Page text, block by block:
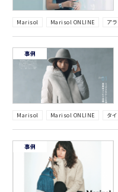
Marisol Marisol ONLINE ア
事例
Marisol Marisol ONLINE タ
事例